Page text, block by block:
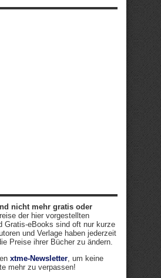
nicht mehr gratis oder
der hier vorgestellten
Gratis-eBooks sind oft nur kurze
und Verlage haben jederzeit
Preise ihrer Bücher zu ändern.
xtme-Newsletter, um keine
mehr zu verpassen!